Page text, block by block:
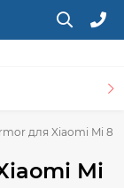
для Xiaomi Mi 8
Mi